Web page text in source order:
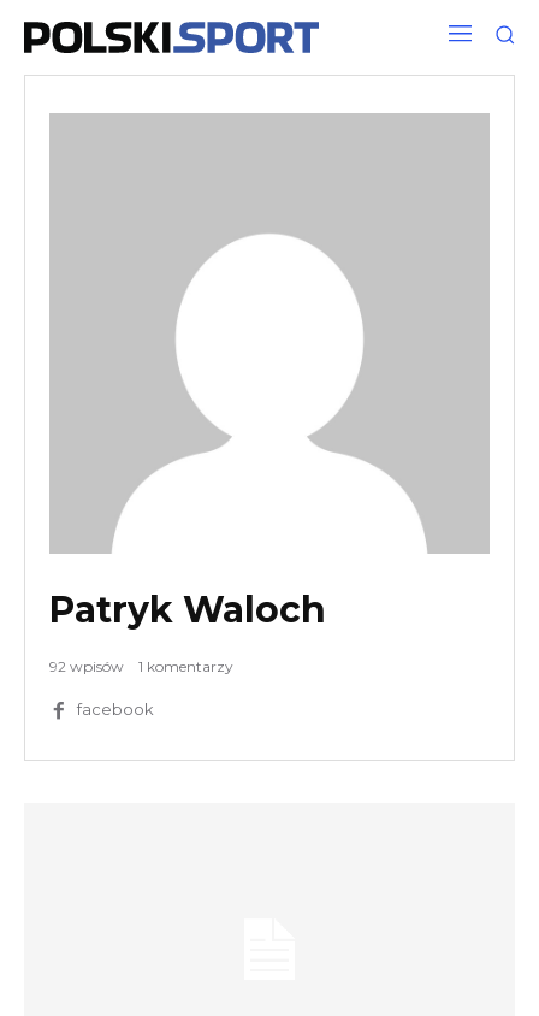
Patryk Waloch
92 wpisów 1 komentarzy
facebook